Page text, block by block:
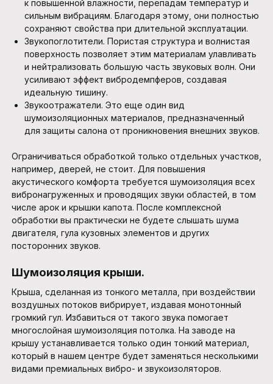
к повышенной влажности, перепадам температур и
сильным вибрациям. Благодаря этому, они полностью
сохраняют свойства при длительной эксплуатации.
Звукопоглотители. Пористая структура и волнистая
поверхность позволяет этим материалам улавливать
и нейтрализовать большую часть звуковых волн. Они
усиливают эффект вибродемпферов, создавая
идеальную тишину.
Звукоотражатели. Это еще один вид
шумоизоляционных материалов, предназначенный
для защиты салона от проникновения внешних звуков.
Ограничиваться обработкой только отдельных участков,
например, дверей, не стоит. Для повышения
акустического комфорта требуется шумоизоляция всех
вибронагруженных и проводящих звуки областей, в том
числе арок и крышки капота. После комплексной
обработки вы практически не будете слышать шума
двигателя, гула кузовных элементов и других
посторонних звуков.
Шумоизоляция крыши.
Крыша, сделанная из тонкого металла, при воздействии
воздушных потоков вибрирует, издавая монотонный
громкий гул. Избавиться от такого звука помогает
многослойная шумоизоляция потолка. На заводе на
крышу устанавливается только один тонкий материал,
который в нашем центре будет заменяться несколькими
видами премиальных вибро- и звукоизоляторов.